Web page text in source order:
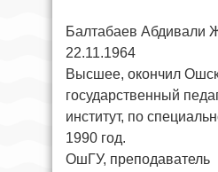
Балтабаев Абдивали
22.11.1964
Высшее, окончил
государственный
институт, по
1990 год.
ОшГУ, преподаватель